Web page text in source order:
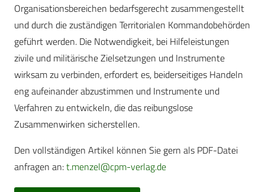
Organisationsbereichen bedarfsgerecht zusammengestellt
und durch die zuständigen Territorialen Kommandobehörden
geführt werden. Die Notwendigkeit, bei Hilfeleistungen
zivile und militärische Zielsetzungen und Instrumente
wirksam zu verbinden, erfordert es, beiderseitiges Handeln
eng aufeinander abzustimmen und Instrumente und
Verfahren zu entwickeln, die das reibungslose
Zusammenwirken sicherstellen.
Den vollständigen Artikel können Sie gern als PDF-Datei
anfragen an:t.menzel@cpm-verlag.de